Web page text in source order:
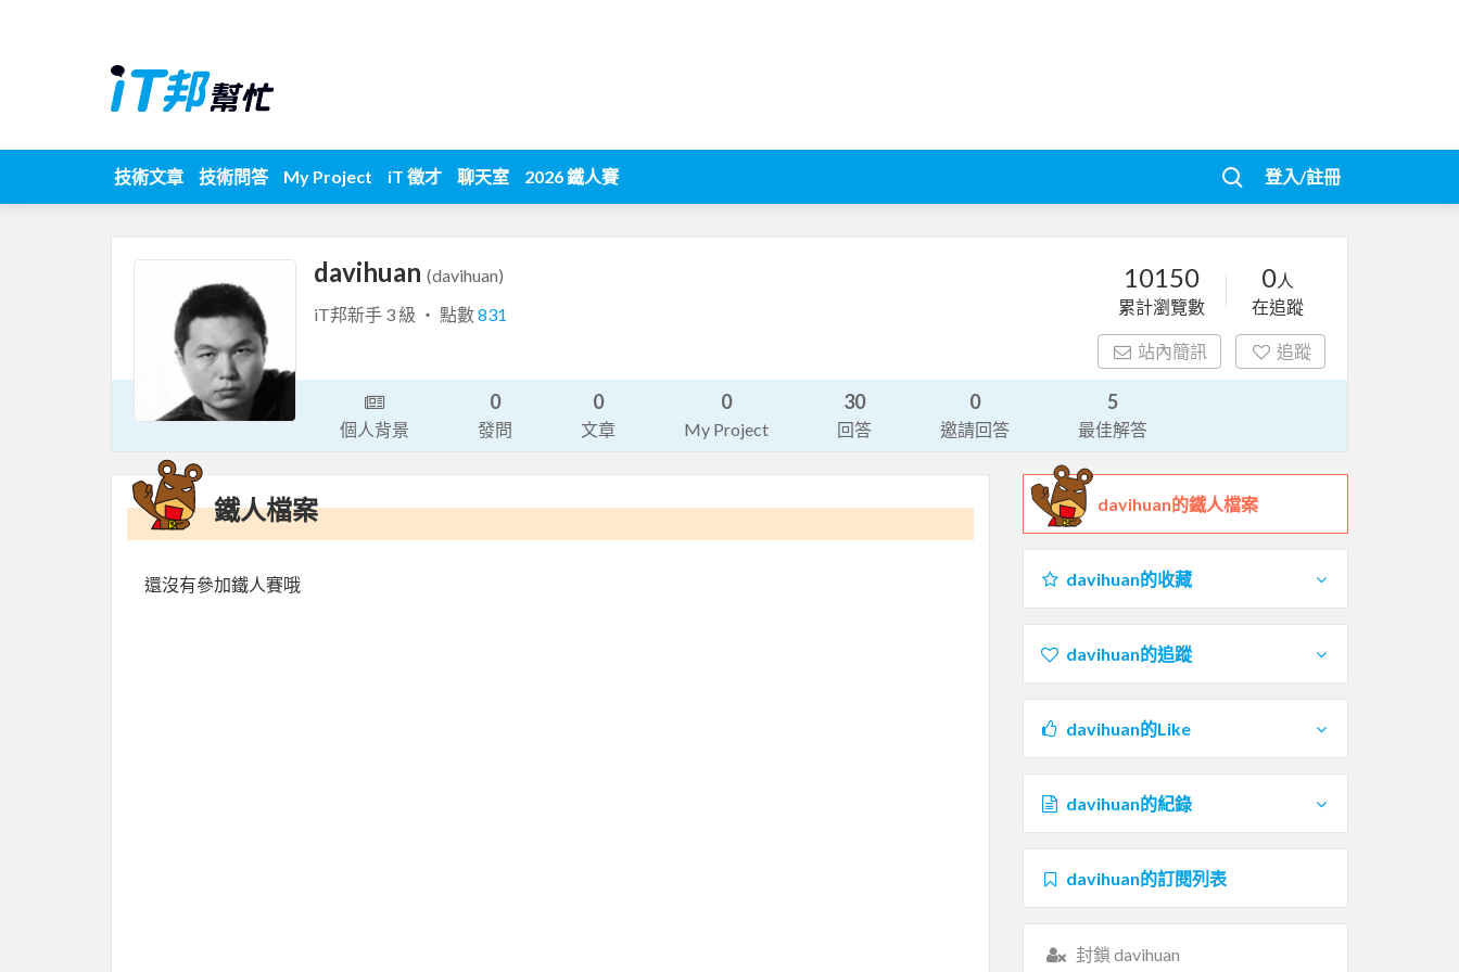
技術文章 技術問答 My Project iT 徵才 聊天室 2026 鐵人賽 登入/註冊
davihuan (davihuan)
iT邦新手 3 級 ‧ 點數831
10150
累計瀏覽數
0人
在追蹤
站內簡訊 追蹤
個人背景
0
發問
0
文章
0
My Project
30
回答
0
邀請回答
5
最佳解答
鐵人檔案
還沒有參加鐵人賽哦
davihuan的鐵人檔案
davihuan的收藏
davihuan的追蹤
davihuan的Like
davihuan的紀錄
davihuan的訂閱列表
封鎖 davihuan